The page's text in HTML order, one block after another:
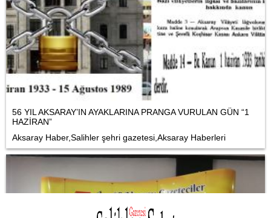
56 YIL AKSARAY’IN AYAKLARINA PRANGA VURULAN GÜN “1
HAZİRAN”
Aksaray Haber,Salihler şehri gazetesi,Aksaray Haberleri